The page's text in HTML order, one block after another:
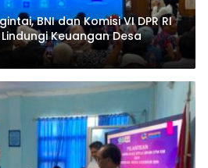
BNI dan Komisi VI DPR RI
Keuangan Desa